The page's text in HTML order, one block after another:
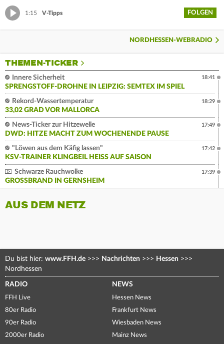
1:15 V-Tipps FOLGEN
NORDHESSEN-WEBRADIO
THEMEN-TICKER
Innere Sicherheit
SPRENGSTOFF-DROHNE IN LEIPZIG: SEMTEX IM SPIEL
18:41
Rekord-Wassertemperatur
33,02 GRAD VOR MALLORCA
18:29
News-Ticker zur Hitzewelle
DWD: HITZE MACHT ZUM WOCHENENDE PAUSE
17:49
"Löwen aus dem Käfig lassen"
KSV-TRAINER KLINGBEIL HEISS AUF SAISON
17:42
Schwarze Rauchwolke
GROSSBRAND IN GERNSHEIM
17:39
AUS DEM NETZ
Du bist hier: www.FFH.de >>> Nachrichten >>> Hessen >>>
Nordhessen
RADIO
FFH Live
80er Radio
90er Radio
2000er Radio
NEWS
Hessen News
Frankfurt News
Wiesbaden News
Mainz News